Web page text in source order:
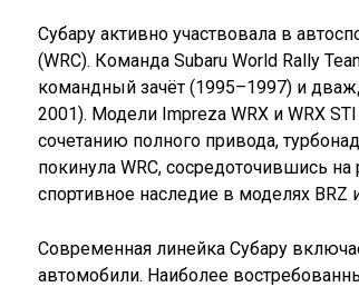
Субару активно участвовала в
(WRC). Команда Subaru World Rally
командный зачёт (1995–1997) и
2001). Модели Impreza WRX и WRX
сочетанию полного привода,
покинула WRC, сосредоточившись
спортивное наследие в моделях BRZ
Современная линейка Субару
автомобили. Наиболее